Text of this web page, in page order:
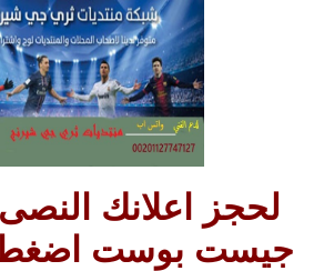
لحجز اعلانك النصى
جيست بوست اضغط